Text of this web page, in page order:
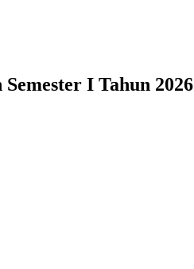
I Tahun 2026